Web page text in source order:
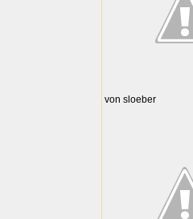
von sloeber